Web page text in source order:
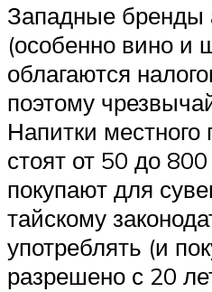
Западные бренды
(особенно вино и
облагаются
поэтому
Напитки местного
стоят от 50 до
покупают для
тайскому
употреблять (и
разрешено с 20